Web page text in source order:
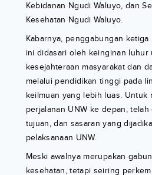
Kebidanan Ngudi Waluyo, dan
Kesehatan Ngudi Waluyo.
Kabarnya, penggabungan
ini didasari oleh keinginan luhur
kesejahteraan masyarakat dan
melalui pendidikan tinggi pada
keilmuan yang lebih luas. Untuk
perjalanan UNW ke depan,
tujuan, dan sasaran yang
pelaksanaan UNW.
Meski awalnya merupakan
kesehatan, tetapi seiring